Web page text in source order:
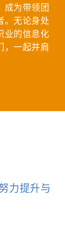
成为带领团
。无论身处
业的信息化
，一起并肩
力提升与